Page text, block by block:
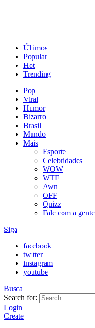
Últimos
Popular
Hot
Trending
Pop
Viral
Humor
Bizarro
Brasil
Mundo
Mais
Esporte
Celebridades
WOW
WTF
Awn
OFF
Quizz
Fale com a gente
Siga
facebook
twitter
instagram
youtube
Busca
Search for:
Login
Create